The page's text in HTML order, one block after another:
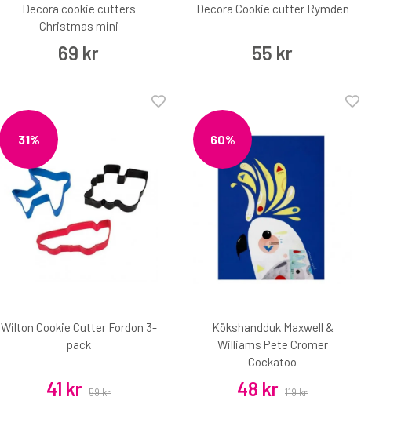
Decora cookie cutters
Christmas mini
69 kr
Decora Cookie cutter Rymden
55 kr
31%
Wilton Cookie Cutter Fordon 3-
pack
41 kr 59 kr
60%
Kökshandduk Maxwell &
Williams Pete Cromer
Cockatoo
48 kr 119 kr